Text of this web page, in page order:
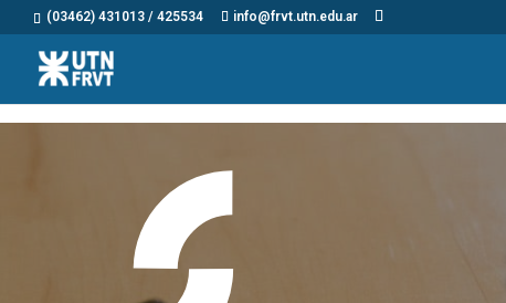
(03462) 431013 / 425534 info@frvt.utn.edu.ar